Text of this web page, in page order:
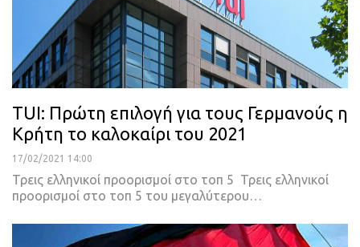
TUI: Πρώτη επιλογή για τους Γερμανούς η
Κρήτη το καλοκαίρι του 2021
17/02/2021 14:00
Τρεις ελληνικοί προορισμοί στο τοπ 5 Τρεις ελληνικοί
προορισμοί στο τοπ 5 του μεγαλύτερου…